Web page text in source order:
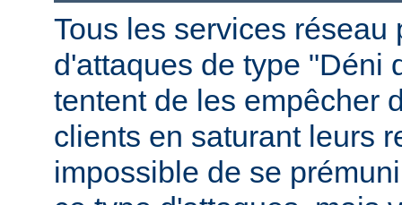
Tous les services réseau
d'attaques de type "Déni
tentent de les empêcher
clients en saturant leurs
impossible de se